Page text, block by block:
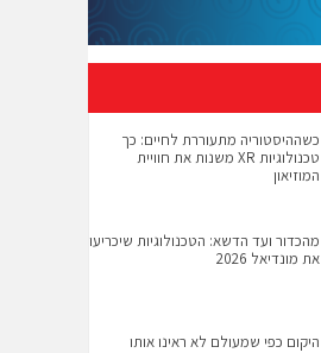
כשההיסטוריה מתעוררת לחיים: כך
טכנולוגיות XR משנות את חוויית
המוזיאון
מהכדור ועד הדשא: הטכנולוגיות שיכריעו
את מונדיאל 2026
היקום כפי שמעולם לא ראינו אותו